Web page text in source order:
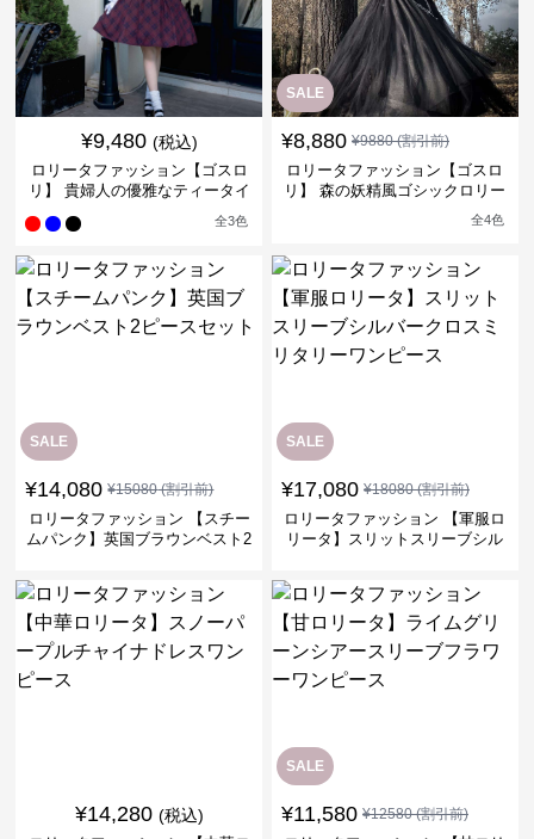
¥9,480 (税込)
ロリータファッション【ゴスロ
リ】 貴婦人の優雅なティータイ
全3色
SALE
¥8,880 ¥9880(割引前)
ロリータファッション【ゴスロ
リ】 森の妖精風ゴシックロリー
全4色
SALE
¥14,080 ¥15080(割引前)
ロリータファッション 【スチー
ムパンク】英国ブラウンベスト2
SALE
¥17,080 ¥18080(割引前)
ロリータファッション 【軍服ロ
リータ】スリットスリーブシル
¥14,280 (税込)
SALE
¥11,580 ¥12580(割引前)